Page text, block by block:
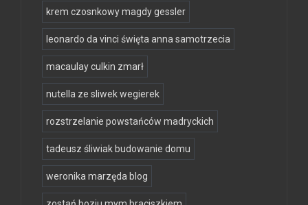
krem czosnkowy magdy gessler
leonardo da vinci święta anna samotrzecia
macaulay culkin zmarł
nutella ze sliwek wegierek
rozstrzelanie powstańców madryckich
tadeusz śliwiak budowanie domu
weronika marzęda blog